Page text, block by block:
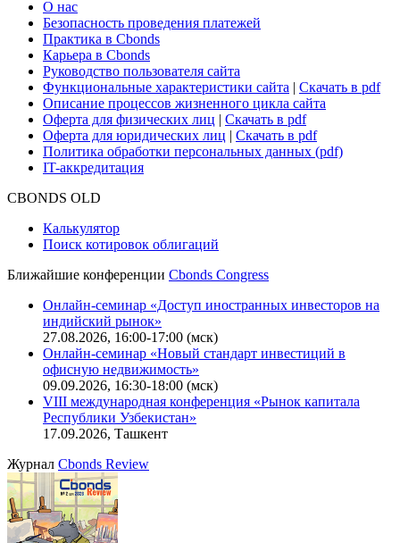
Поддержка
Для клиентов
О нас
Безопасность проведения платежей
Практика в Cbonds
Карьера в Cbonds
Руководство пользователя сайта
Функциональные характеристики сайта|Скачать в pdf
Описание процессов жизненного цикла сайта
Оферта для юридических лиц
IT-аккредитация
Поиск котировок облигаций
Ближайшие конференцииCbonds Congress
Онлайн-семинар «Доступ иностранных инвесторов на
индийский рынок»
27.08.2026, 16:00-17:00 (мск)
Онлайн-семинар «Новый стандарт инвестиций в
офисную недвижимость»
VIII международная конференция «Рынок капитала
Республики Узбекистан»
17.09.2026, Ташкент
ЖурналCbonds Review